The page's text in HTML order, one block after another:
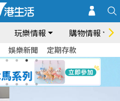
玩樂情報 購物情報
娛樂新聞 定期存款